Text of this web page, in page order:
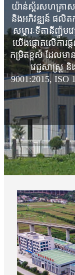
យ៉ាន់ស្ព័រសហគ្រាសប
និងអភិវឌ្ឍន៍ ផលិត
សម្ភារៈទីតានីញ៉ូម
យើងផ្តោតលើការ
កម្រិតខ្ពស់ ដែលមា
វេជ្ជសាស្ត្រ
9001:2015, ISO